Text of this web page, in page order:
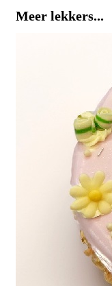
Meer lekkers...